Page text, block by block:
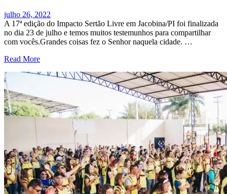
julho 26, 2022
A 17ª edição do Impacto Sertão Livre em Jacobina/PI foi finalizada
no dia 23 de julho e temos muitos testemunhos para compartilhar
com vocês.Grandes coisas fez o Senhor naquela cidade. …
Read More